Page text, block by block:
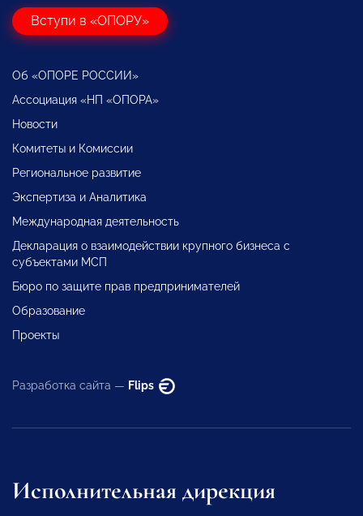
Вступи в «ОПОРУ»
Об «ОПОРЕ РОССИИ»
Ассоциация «НП «ОПОРА»
Новости
Комитеты и Комиссии
Региональное развитие
Экспертиза и Аналитика
Международная деятельность
Декларация о взаимодействии крупного бизнеса с
субъектами МСП
Бюро по защите прав предпринимателей
Образование
Проекты
Разработка сайта — Flips
Исполнительная дирекция